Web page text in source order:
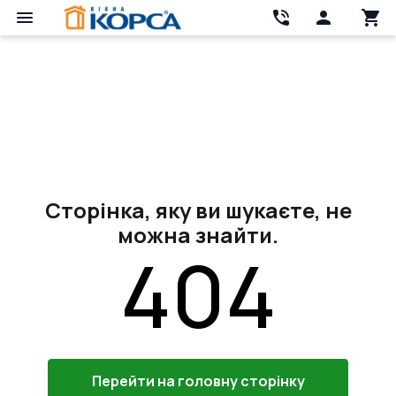
Сторінка, яку ви шукаєте, не
можна знайти.
404
Перейти на головну сторінку